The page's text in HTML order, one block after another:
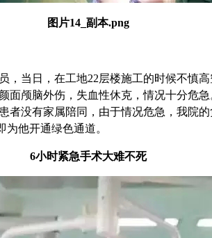
图片14_副本.png
，当日，在工地22层楼施工的时候不慎
面颅脑外伤，失血性休克，情况十分危
者没有家属陪同，由于情况危急，我院
他开通绿色通道。
6小时紧急手术大难不死